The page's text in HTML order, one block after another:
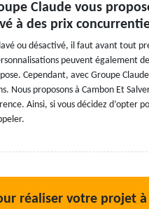
Claude vous
à des prix
ou désactivé, il faut avant tout
peuvent également
Cependant, avec Groupe
Nous proposons à Cambon Et
Ainsi, si vous décidez d’opter
réaliser votre projet à